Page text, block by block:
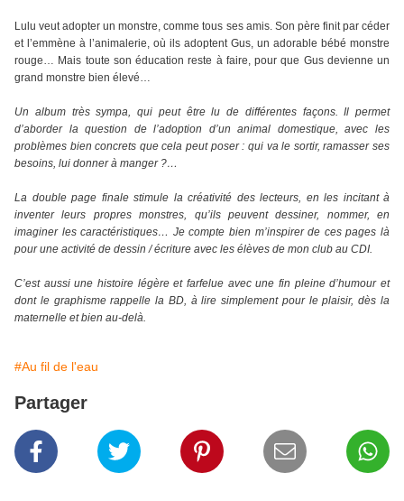
Lulu veut adopter un monstre, comme tous ses amis. Son père finit par céder
et l’emmène à l’animalerie, où ils adoptent Gus, un adorable bébé monstre
rouge… Mais toute son éducation reste à faire, pour que Gus devienne un
grand monstre bien élevé…
Un album très sympa, qui peut être lu de différentes façons. Il permet
d’aborder la question de l’adoption d’un animal domestique, avec les
problèmes bien concrets que cela peut poser : qui va le sortir, ramasser ses
besoins, lui donner à manger ?…
La double page finale stimule la créativité des lecteurs, en les incitant à
inventer leurs propres monstres, qu’ils peuvent dessiner, nommer, en
imaginer les caractéristiques… Je compte bien m’inspirer de ces pages là
pour une activité de dessin / écriture avec les élèves de mon club au CDI.
C’est aussi une histoire légère et farfelue avec une fin pleine d’humour et
dont le graphisme rappelle la BD, à lire simplement pour le plaisir, dès la
maternelle et bien au-delà.
#Au fil de l'eau
Partager